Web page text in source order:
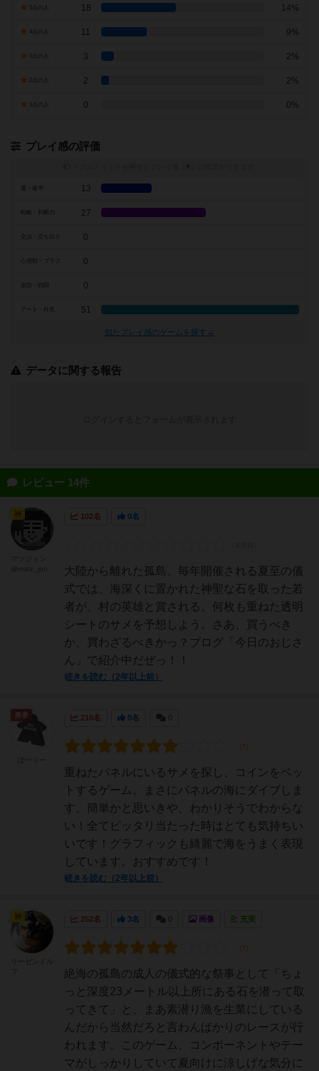
18 14%
11 9%
3 2%
2 2%
0 0%
プレイ感の評価
※
13
27
交渉・立ち回り 0
0
0
アート・外見 51
似たプレイ感のゲームを探す→
データに関する報告
レビュー 14件
102名 0名
大陸から離れた孤島。毎年開催される夏至の儀
式では、海深くに置かれた神聖な石を取った若
者が、村の英雄と賞される。何枚も重ねた透明
シートのサメを予想しよう。さあ、買うべき
か、買わざるべきかっ？ブログ「今日のおじさ
ん」で紹介中だぜっ！！
続きを読む（2年以上前）
神
210名 0名
重ねたパネルにいるサメを探し、コインをベッ
トするゲーム。まさにパネルの海にダイブしま
す。簡単かと思いきや、わかりそうでわからな
い！全てピッタリ当たった時はとても気持ちい
いです！グラフィックも綺麗で海をうまく表現
しています。おすすめです！
続きを読む（2年以上前）
勇者
252名 3名 画像 充実
絶海の孤島の成人の儀式的な祭事として「ちょ
っと深度23メートル以上所にある石を潜って取
ってきて」と、まあ素潜り漁を生業にしている
んだから当然だろと言わんばかりのレースが行
われます。このゲーム、コンポーネントやテー
マがしっかりしていて夏向けに涼しげな気分に
神